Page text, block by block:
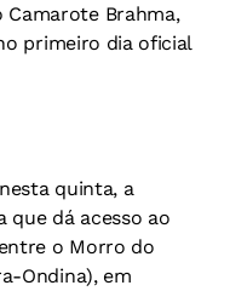
Camarote Brahma,
primeiro dia oficial
quinta, a
que dá acesso ao
o Morro do
Ondina), em